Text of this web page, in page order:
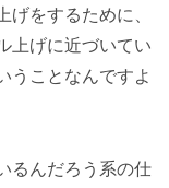
げをするために、
上げに近づいてい
うことなんですよ
るんだろう系の仕